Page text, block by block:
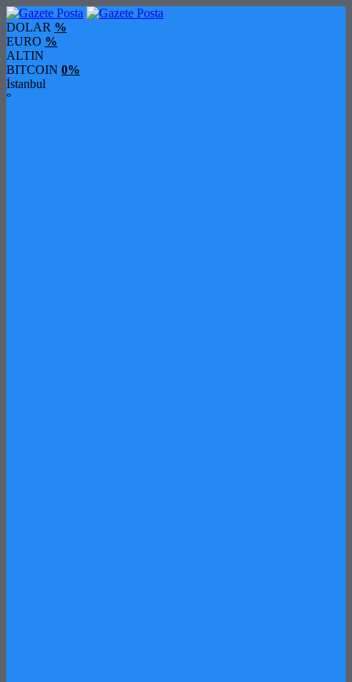
DOLAR %
EURO %
ALTIN
BITCOIN 0%
İstanbul
°